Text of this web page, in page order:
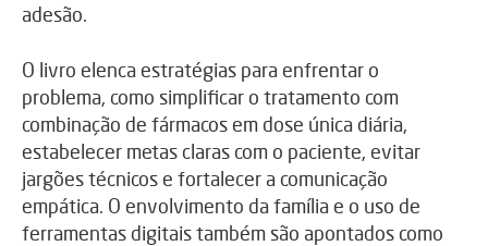
adesão.
O livro elenca estratégias para enfrentar o
problema, como simplificar o tratamento com
combinação de fármacos em dose única diária,
estabelecer metas claras com o paciente, evitar
jargões técnicos e fortalecer a comunicação
empática. O envolvimento da família e o uso de
ferramentas digitais também são apontados como